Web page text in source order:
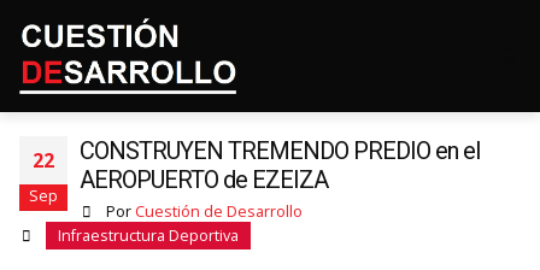
22
Sep
CONSTRUYEN TREMENDO PREDIO en el
AEROPUERTO de EZEIZA
Por Cuestión de Desarrollo
Infraestructura Deportiva